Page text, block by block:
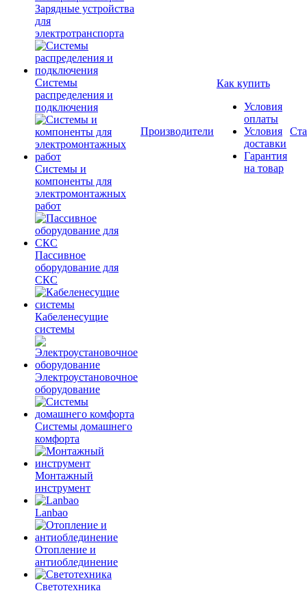
Зарядные устройства
для
электротранспорта
Системы
распределения и
подключения
Системы и
компоненты для
электромонтажных
работ
Пассивное
оборудование для
СКС
Кабеленесущие
системы
Электроустановочное
оборудование
Системы домашнего
комфорта
Монтажный
инструмент
Lanbao
Отопление и
антиоблединение
Светотехника
Производители
Как купить
Условия
оплаты
Условия
доставки
Гарантия
на товар